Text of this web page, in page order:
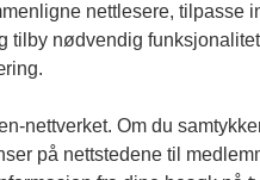
nettlesere, tilpasse
tilby nødvendig
nettverket. Om du
på nettstedene til